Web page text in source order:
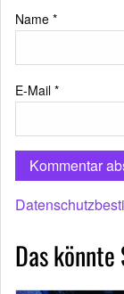
Name *
E-Mail *
Das